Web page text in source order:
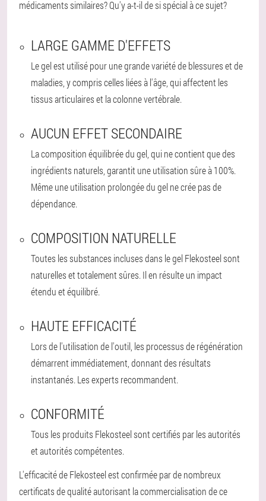
médicaments similaires? Qu'y a-t-il de si spécial à ce sujet?
LARGE GAMME D'EFFETS
Le gel est utilisé pour une grande variété de blessures et de
maladies, y compris celles liées à l'âge, qui affectent les
tissus articulaires et la colonne vertébrale.
AUCUN EFFET SECONDAIRE
La composition équilibrée du gel, qui ne contient que des
ingrédients naturels, garantit une utilisation sûre à 100%.
Même une utilisation prolongée du gel ne crée pas de
dépendance.
COMPOSITION NATURELLE
Toutes les substances incluses dans le gel Flekosteel sont
naturelles et totalement sûres. Il en résulte un impact
étendu et équilibré.
HAUTE EFFICACITÉ
Lors de l'utilisation de l'outil, les processus de régénération
démarrent immédiatement, donnant des résultats
instantanés. Les experts recommandent.
CONFORMITÉ
Tous les produits Flekosteel sont certifiés par les autorités
et autorités compétentes.
L'efficacité de Flekosteel est confirmée par de nombreux
certificats de qualité autorisant la commercialisation de ce